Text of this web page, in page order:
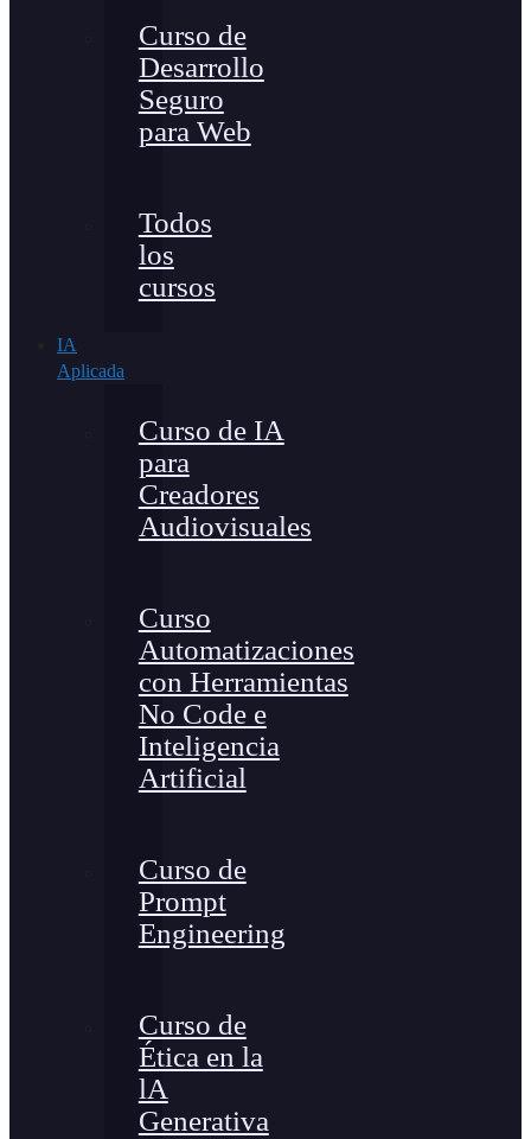
Curso de
Desarrollo
Seguro
para Web
Todos
los
cursos
IA
Aplicada
Curso de IA
para
Creadores
Audiovisuales
Curso
Automatizaciones
con Herramientas
No Code e
Inteligencia
Artificial
Curso de
Prompt
Engineering
Curso de
Ética en la
lA
Generativa